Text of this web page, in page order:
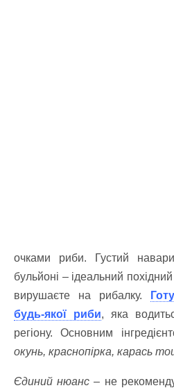
очками риби. Густий
бульйоні – ідеальний
вирушаєте на рибалку.
будь-якої риби, яка
регіону. Основним
окунь, краснопірка, карась
Єдиний нюанс – не